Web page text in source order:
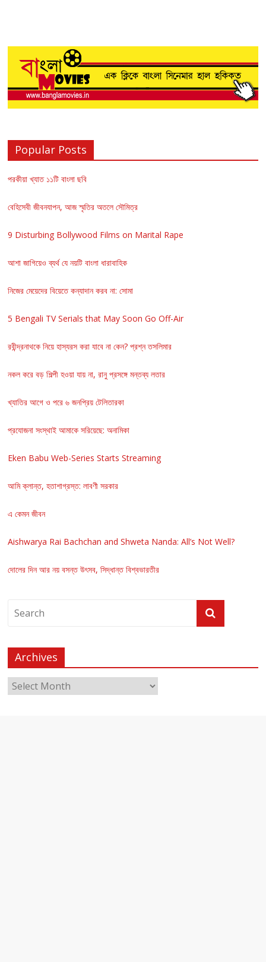
Popular Posts
পরকীয়া খ্যাত ১১টি বাংলা ছবি
বেহিসেবী জীবনযাপন, আজ স্মৃতির অতলে সৌমিত্র
9 Disturbing Bollywood Films on Marital Rape
আশা জাগিয়েও ব্যর্থ যে নয়টি বাংলা ধারাবাহিক
নিজের মেয়েদের বিয়েতে কন্যাদান করব না: সোমা
5 Bengali TV Serials that May Soon Go Off-Air
রবীন্দ্রনাথকে নিয়ে হাস্যরস করা যাবে না কেন? প্রশ্ন তসলিমার
নকল করে বড় শিল্পী হওয়া যায় না, রানু প্রসঙ্গে মন্তব্য লতার
খ্যাতির আগে ও পরে ৬ জনপ্রিয় টেলিতারকা
প্রযোজনা সংস্থাই আমাকে সরিয়েছে: অনামিকা
Eken Babu Web-Series Starts Streaming
আমি ক্লান্ত, হতাশাগ্রস্ত: লাবণী সরকার
এ কেমন জীবন
Aishwarya Rai Bachchan and Shweta Nanda: All’s Not Well?
দোলের দিন আর নয় বসন্ত উৎসব, সিদ্ধান্ত বিশ্বভারতীর
Archives